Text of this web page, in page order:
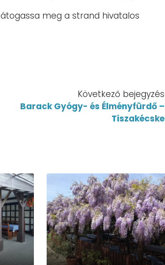
meg a strand hivatalos
Következő bejegyzés
Barack Gyógy- és Élményfürdő –
Tiszakécske